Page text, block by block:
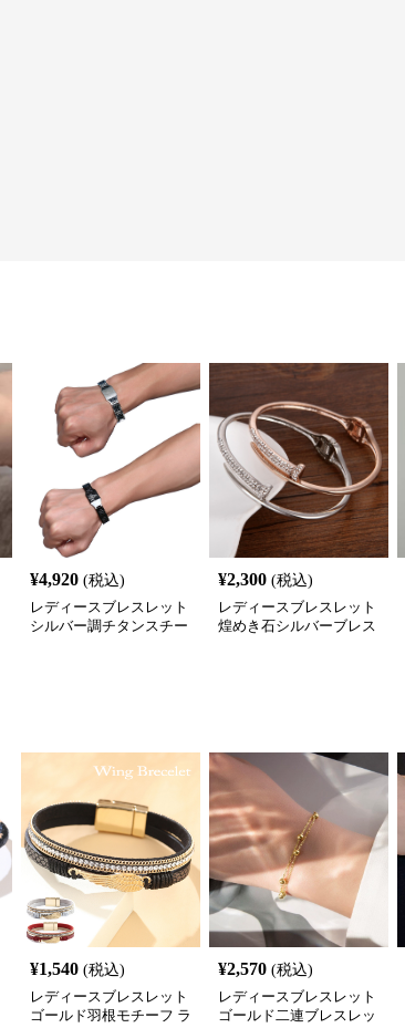
¥4,920 (税込)
レディースブレスレット
シルバー調チタンスチー
¥2,300 (税込)
レディースブレスレット
煌めき石シルバーブレス
¥1,540 (税込)
レディースブレスレット
ゴールド羽根モチーフ ラ
¥2,570 (税込)
レディースブレスレット
ゴールド二連ブレスレッ